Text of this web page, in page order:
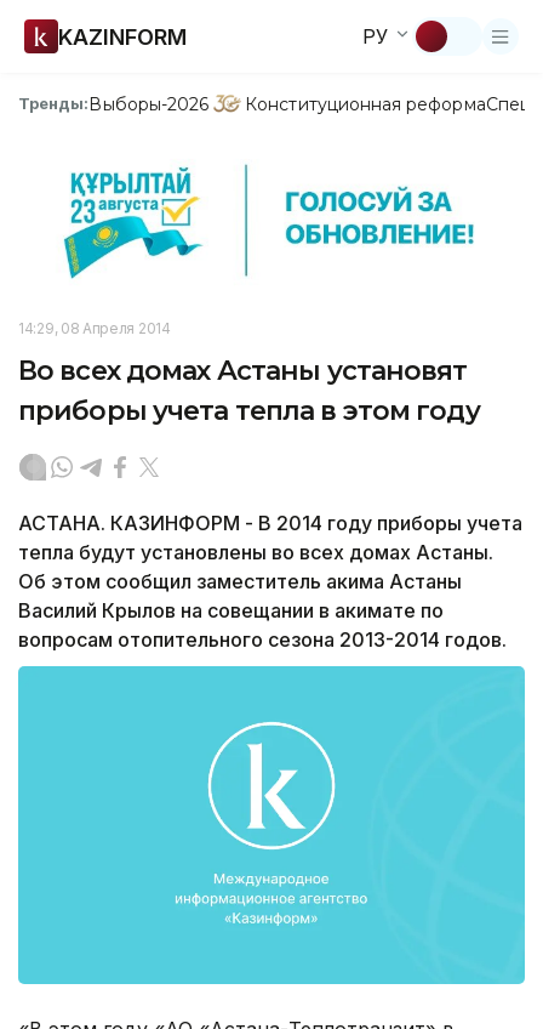
KAZINFORM РУ
Тренды:Выборы-2026 Конституционная реформа
14:29, 08 Апреля 2014
Во всех домах Астаны установят
приборы учета тепла в этом году
АСТАНА. КАЗИНФОРМ - В 2014 году приборы учета
тепла будут установлены во всех домах Астаны.
Об этом сообщил заместитель акима Астаны
Василий Крылов на совещании в акимате по
вопросам отопительного сезона 2013-2014 годов.